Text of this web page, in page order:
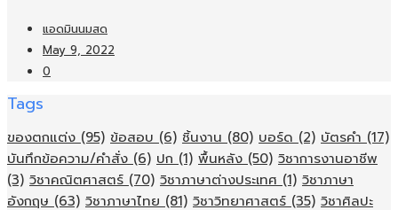
แอดมินนมสด
May 9, 2022
0
Tags
ของตกแต่ง (95) ข้อสอบ (6) ชิ้นงาน (80) บอร์ด (2) บัตรคำ (17)
บันทึกข้อความ/คำสั่ง (6) ปก (1) พื้นหลัง (50) วิชาการงานอาชีพ
(3) วิชาคณิตศาสตร์ (70) วิชาภาษาต่างประเทศ (1) วิชาภาษา
อังกฤษ (63) วิชาภาษาไทย (81) วิชาวิทยาศาสตร์ (35) วิชาศิลปะ